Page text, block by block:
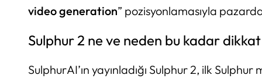
video generation” pozisyonlamasıyla
Sulphur 2 ne ve neden bu kadar
SulphurAI’ın yayınladığı Sulphur 2, ilk